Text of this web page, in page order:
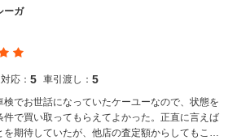
ーガ
応： 5 車引渡し： 5
でお世話になっていたケーユーなので、状態を
件で買い取ってもらえてよかった。正直に言えば
を期待していたが、他店の査定額からしてもこん